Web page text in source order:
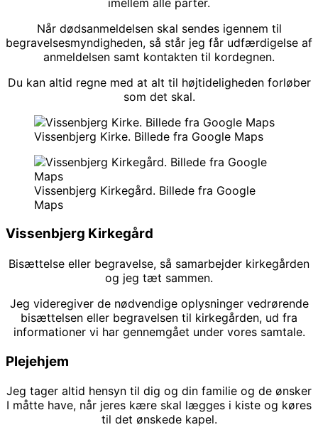
Når dødsanmeldelsen skal sendes igennem til
begravelsesmyndigheden, så står jeg får udfærdigelse af
anmeldelsen samt kontakten til kordegnen.
Du kan altid regne med at alt til højtideligheden forløber
som det skal.
Vissenbjerg Kirke. Billede fra Google Maps
Vissenbjerg Kirkegård. Billede fra Google
Maps
Vissenbjerg Kirkegård
Bisættelse eller begravelse, så samarbejder kirkegården
og jeg tæt sammen.
Jeg videregiver de nødvendige oplysninger vedrørende
bisættelsen eller begravelsen til kirkegården, ud fra
informationer vi har gennemgået under vores samtale.
Plejehjem
Jeg tager altid hensyn til dig og din familie og de ønsker
I måtte have, når jeres kære skal lægges i kiste og køres
til det ønskede kapel.